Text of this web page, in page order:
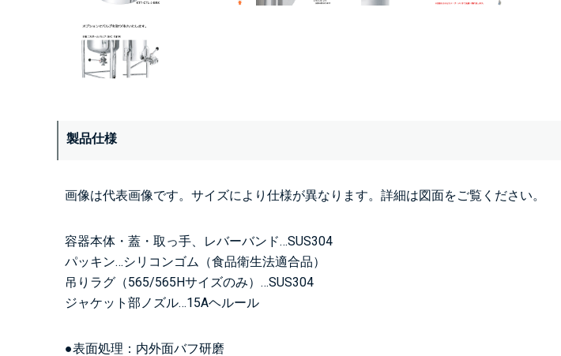
製品仕様
画像は代表画像です。サイズにより仕様が異なります。詳細は図面をご覧ください。
容器本体・蓋・取っ手、レバーバンド…SUS304
パッキン…シリコンゴム（食品衛生法適合品）
吊りラグ（565/565Hサイズのみ）…SUS304
ジャケット部ノズル…15Aヘルール
●表面処理：内外面バフ研磨